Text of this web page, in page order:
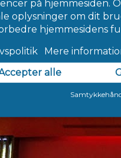
zowel om vetlagen
vragen mits uitgebreid
Wij proberen ernaar
Webstek, Recensies and